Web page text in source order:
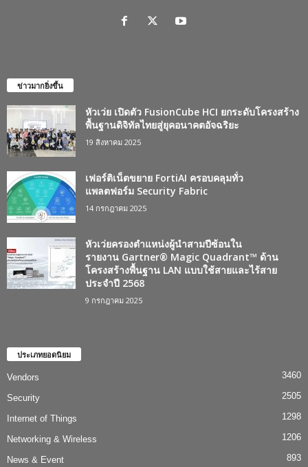
ข่าวมากยิ่งขึ้น
หัวเว่ย เปิดตัว FusionCube HCI ยกระดับโครงสร้าง
พื้นฐานดิจิทัลไทยสู่ยุคอนาคตอัจฉริยะ
19 สิงหาคม 2025
เฟอร์ติเน็ตขยาย FortiAI ครอบคลุมทั่ว
แพลตฟอร์ม Security Fabric
14 กรกฎาคม 2025
หัวเว่ยครองตำแหน่งผู้นำสามปีซ้อนใน
รายงาน Gartner® Magic Quadrant™ ด้าน
โครงสร้างพื้นฐาน LAN แบบใช้สายและไร้สาย
ประจำปี 2568
9 กรกฎาคม 2025
ประเภทยอดนิยม
Vendors 3460
Security 2505
Internet of Things 1298
Networking & Wireless 1206
News & Event 893